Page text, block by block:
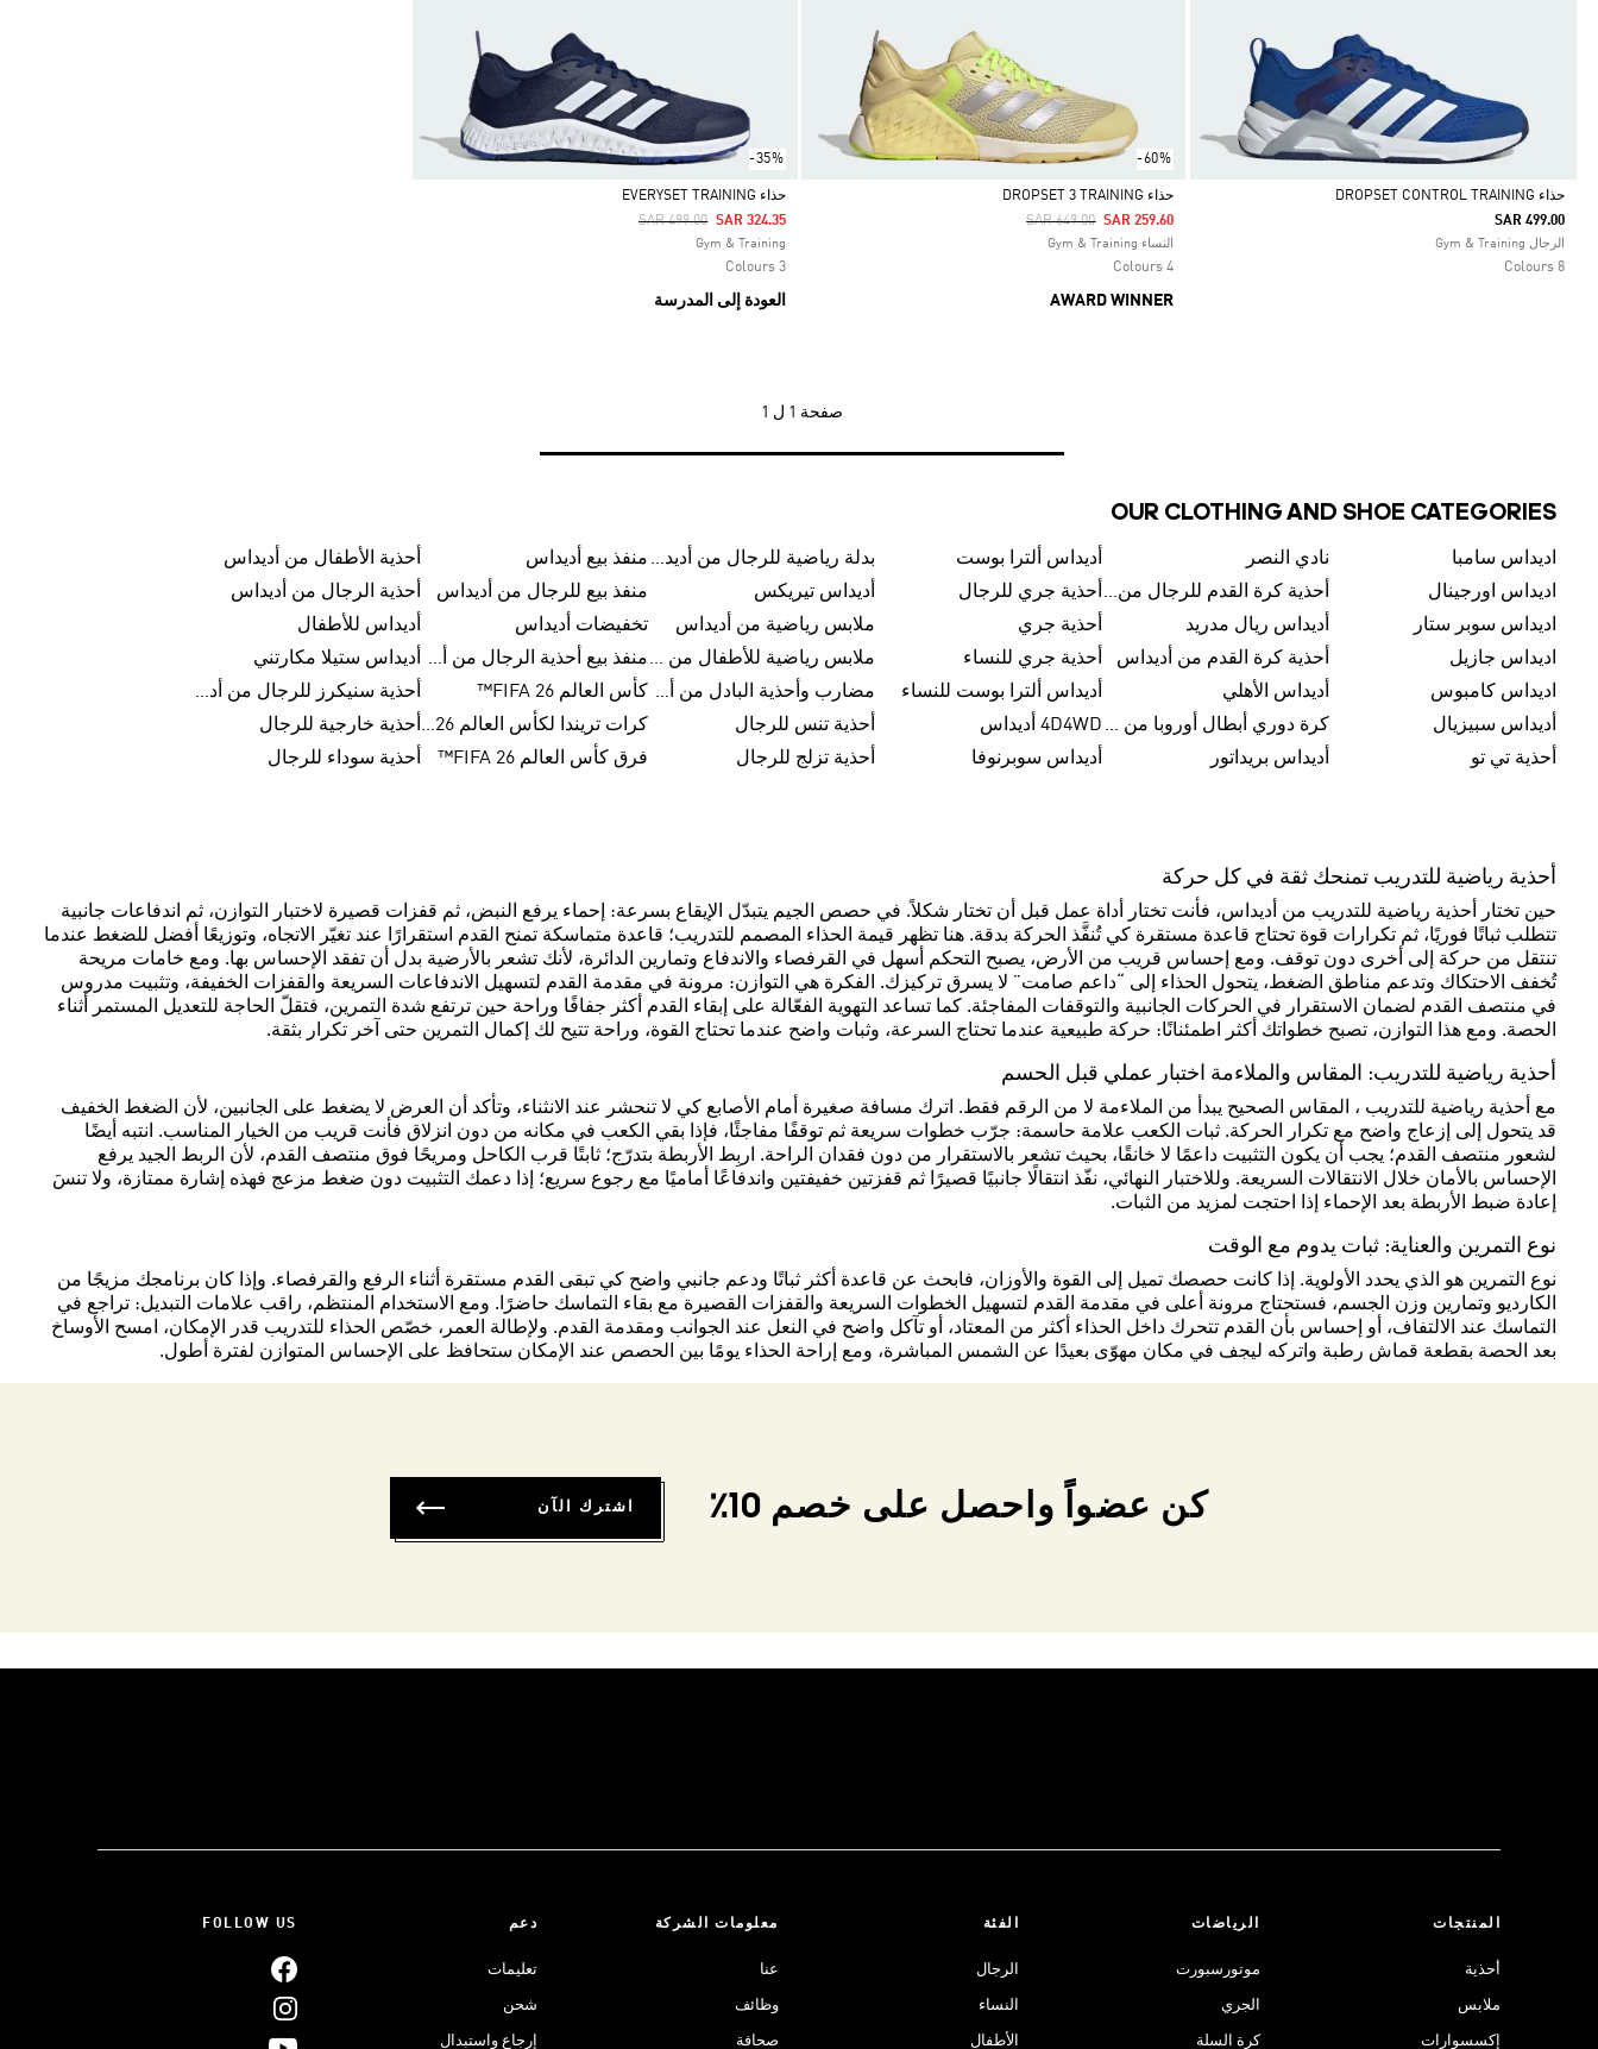
Selected
حذاء DROPSET CONTROL TRAINING
SAR 499.00
الرجال Gym & Training
8 Colours
-60%
Selected
حذاء DROPSET 3 TRAINING
Price Reduced From
SAR 649.00ToSAR 259.60
النساء Gym & Training
4 Colours
AWARD WINNER
-35%
Selected
حذاء EVERYSET TRAINING
Price Reduced From
SAR 499.00ToSAR 324.35
Gym & Training
3 Colours
العودة إلى المدرسة
صفحة 1 ل 1
OUR CLOTHING AND SHOE CATEGORIES
اديداس سامبا نادي النصر أديداس ألترا بوست بدلة رياضية للرجال من أديداس منفذ بيع أديداس
أحذية الأطفال من أديداس
اديداس اورجينال
أحذية كرة القدم للرجال من أديداس أحذية جري للرجال أديداس تيريكس منفذ بيع للرجال من أديداس
أحذية الرجال من أديداس
اديداس سوبر ستار
أديداس ريال مدريد أحذية جري ملابس رياضية من أديداس تخفيضات أديداس
أديداس للأطفال
اديداس جازيل
أحذية كرة القدم من أديداس أحذية جري للنساء ملابس رياضية للأطفال من أديداس منفذ بيع أحذية الرجال من أديداس
أديداس ستيلا مكارتني
اديداس كامبوس
أديداس الأهلي أديداس ألترا بوست للنساء مضارب وأحذية البادل من أديداس كأس العالم FIFA 26™
أحذية سنيكرز للرجال من أديداس
أديداس سبيزيال
كرة دوري أبطال أوروبا من أديداس 4D4WD أديداس أحذية تنس للرجال كرات تريندا لكأس العالم FIFA 26™ أحذية خارجية للرجال
أحذية تي تو
أديداس بريداتور أديداس سوبرنوفا أحذية تزلج للرجال فرق كأس العالم FIFA 26™ أحذية سوداء للرجال
أحذية رياضية للتدريب تمنحك ثقة في كل حركة
حين تختار أحذية رياضية للتدريب من أديداس، فأنت تختار أداة عمل قبل أن تختار شكلاً. في حصص الجيم يتبدّل الإيقاع بسرعة: إحماء يرفع النبض، ثم قفزات قصيرة لاختبار التوازن، ثم اندفاعات جانبية
تتطلب ثباتًا فوريًا، ثم تكرارات قوة تحتاج قاعدة مستقرة كي تُنفَّذ الحركة بدقة. هنا تظهر قيمة الحذاء المصمم للتدريب؛ قاعدة متماسكة تمنح القدم استقرارًا عند تغيّر الاتجاه، وتوزيعًا أفضل للضغط عندما
تنتقل من حركة إلى أخرى دون توقف. ومع إحساس قريب من الأرض، يصبح التحكم أسهل في القرفصاء والاندفاع وتمارين الدائرة، لأنك تشعر بالأرضية بدل أن تفقد الإحساس بها. ومع خامات مريحة
تُخفف الاحتكاك وتدعم مناطق الضغط، يتحول الحذاء إلى “داعم صامت” لا يسرق تركيزك. الفكرة هي التوازن: مرونة في مقدمة القدم لتسهيل الاندفاعات السريعة والقفزات الخفيفة، وتثبيت مدروس
في منتصف القدم لضمان الاستقرار في الحركات الجانبية والتوقفات المفاجئة. كما تساعد التهوية الفعّالة على إبقاء القدم أكثر جفافًا وراحة حين ترتفع شدة التمرين، فتقلّ الحاجة للتعديل المستمر أثناء
الحصة. ومع هذا التوازن، تصبح خطواتك أكثر اطمئنانًا: حركة طبيعية عندما تحتاج السرعة، وثبات واضح عندما تحتاج القوة، وراحة تتيح لك إكمال التمرين حتى آخر تكرار بثقة.
أحذية رياضية للتدريب: المقاس والملاءمة اختبار عملي قبل الحسم
مع أحذية رياضية للتدريب ، المقاس الصحيح يبدأ من الملاءمة لا من الرقم فقط. اترك مسافة صغيرة أمام الأصابع كي لا تنحشر عند الانثناء، وتأكد أن العرض لا يضغط على الجانبين، لأن الضغط الخفيف
قد يتحول إلى إزعاج واضح مع تكرار الحركة. ثبات الكعب علامة حاسمة: جرّب خطوات سريعة ثم توقفًا مفاجئًا، فإذا بقي الكعب في مكانه من دون انزلاق فأنت قريب من الخيار المناسب. انتبه أيضًا
لشعور منتصف القدم؛ يجب أن يكون التثبيت داعمًا لا خانقًا، بحيث تشعر بالاستقرار من دون فقدان الراحة. اربِط الأربطة بتدرّج؛ ثابتًا قرب الكاحل ومريحًا فوق منتصف القدم، لأن الربط الجيد يرفع
الإحساس بالأمان خلال الانتقالات السريعة. وللاختبار النهائي، نفّذ انتقالًا جانبيًا قصيرًا ثم قفزتين خفيفتين واندفاعًا أماميًا مع رجوع سريع؛ إذا دعمك التثبيت دون ضغط مزعج فهذه إشارة ممتازة، ولا تنسَ
إعادة ضبط الأربطة بعد الإحماء إذا احتجت لمزيد من الثبات.
نوع التمرين والعناية: ثبات يدوم مع الوقت
نوع التمرين هو الذي يحدد الأولوية. إذا كانت حصصك تميل إلى القوة والأوزان، فابحث عن قاعدة أكثر ثباتًا ودعم جانبي واضح كي تبقى القدم مستقرة أثناء الرفع والقرفصاء. وإذا كان برنامجك مزيجًا من
الكارديو وتمارين وزن الجسم، فستحتاج مرونة أعلى في مقدمة القدم لتسهيل الخطوات السريعة والقفزات القصيرة مع بقاء التماسك حاضرًا. ومع الاستخدام المنتظم، راقب علامات التبديل: تراجع في
التماسك عند الالتفاف، أو إحساس بأن القدم تتحرك داخل الحذاء أكثر من المعتاد، أو تآكل واضح في النعل عند الجوانب ومقدمة القدم. ولإطالة العمر، خصّص الحذاء للتدريب قدر الإمكان، امسح الأوساخ
بعد الحصة بقطعة قماش رطبة واتركه ليجف في مكان مهوّى بعيدًا عن الشمس المباشرة، ومع إراحة الحذاء يومًا بين الحصص عند الإمكان ستحافظ على الإحساس المتوازن لفترة أطول.
كن عضواً واحصل على خصم 10٪ اشترك الآن
المنتجات
أحذية
ملابس
إكسسوارات
الرياضات
موتورسبورت
الجري
كرة السلة
الفئة
الرجال
النساء
الأطفال
معلومات الشركة
عنا
وظائف
صحافة
دعم
تعليمات
شحن
إرجاع واستبدال
FOLLOW US